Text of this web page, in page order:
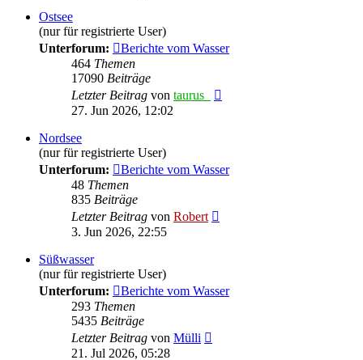
Ostsee
(nur für registrierte User)
Unterforum:
Berichte vom Wasser
464 Themen
17090 Beiträge
Letzter Beitrag von taurus_
27. Jun 2026, 12:02
Nordsee
(nur für registrierte User)
Unterforum:
Berichte vom Wasser
48 Themen
835 Beiträge
Letzter Beitrag von Robert
3. Jun 2026, 22:55
Süßwasser
(nur für registrierte User)
Unterforum:
Berichte vom Wasser
293 Themen
5435 Beiträge
Letzter Beitrag von Mülli
21. Jul 2026, 05:28